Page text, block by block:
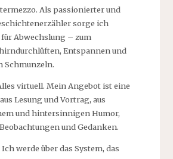
Als passionierter und
sorge ich
Abwechslung – zum
Entspannen und
Schmunzeln.
virtuell. Mein Angebot ist eine
Lesung und Vortrag, aus
und hintersinnigen Humor,
und Gedanken.
werde über das System, das